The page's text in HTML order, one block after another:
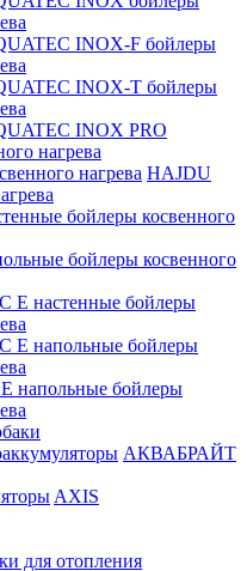
INOX-F бойлеры
INOX-T бойлеры
INOX PRO
нагрева
HAJDU
бойлеры косвенного
бойлеры косвенного
E настенные бойлеры
E напольные бойлеры
напольные бойлеры
АКВАБРАЙТ
AXIS